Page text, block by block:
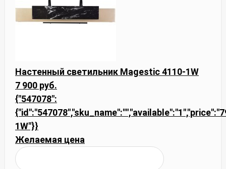
Настенный светильник Magestic 4110-1W
7 900 руб.
{"547078":
1W"}}
Желаемая цена